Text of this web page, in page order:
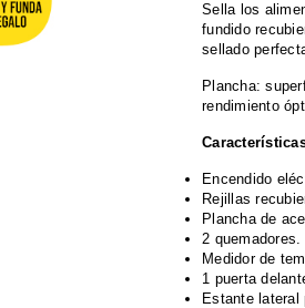
Sella los
fundido
sellado
Plancha:
rendimiento
Encendido
Rejillas
Plancha de
2 quemadores.
Medidor de
1 puerta
Estante lateral